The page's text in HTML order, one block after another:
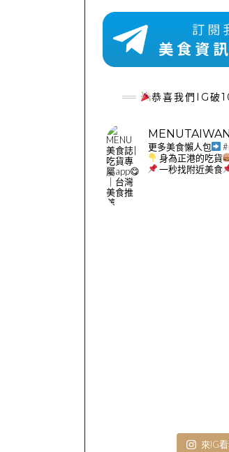
恭喜我們IG破
MENUTAIWAN
更多美食懶人包
身為正港的吃貨
一秒找附近美食
來IG